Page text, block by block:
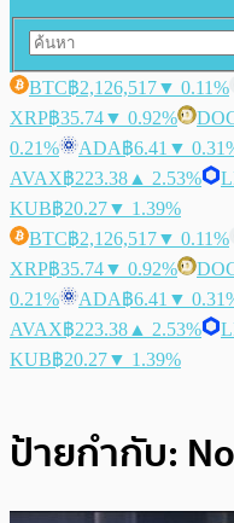
BTC฿2,126,517▼ 0.11%
XRP฿35.74▼ 0.92%
0.21%
ADA฿6.41 ▼
AVAX฿223.38 ▲ 2.53%
KUB฿20.27▼ 1.39%
BTC฿2,126,517▼ 0.11%
XRP฿35.74▼ 0.92%
0.21%
ADA฿6.41 ▼
AVAX฿223.38 ▲ 2.53%
KUB฿20.27▼ 1.39%
ป้ายกำกับ: